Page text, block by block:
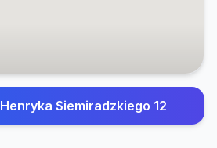
Henryka Siemiradzkiego 12